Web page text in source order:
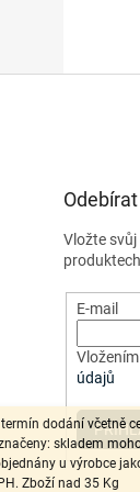
dodání včetně
skladem
u výrobce
Zboží nad 35 Kg
Vložte
E-mail
údajů